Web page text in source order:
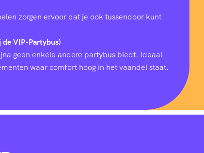
zorgen ervoor dat je ook tussendoor kunt
de VIP-Partybus)
geen enkele andere partybus biedt. Ideaal
waar comfort hoog in het vaandel staat.